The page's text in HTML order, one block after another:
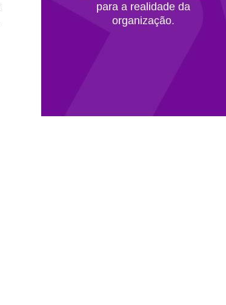
para a realidade da
organização.